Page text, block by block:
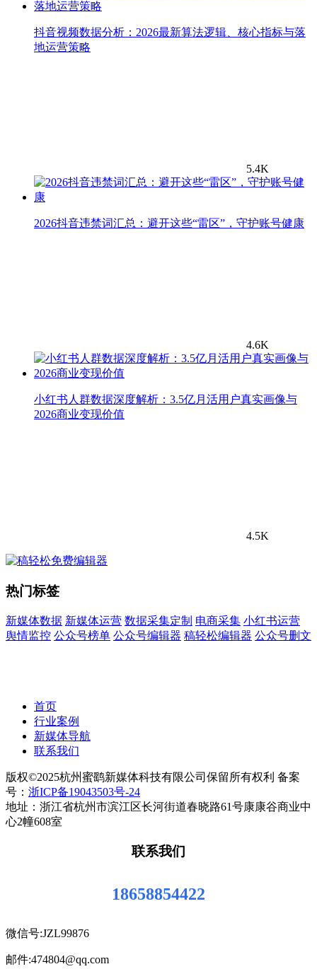
抖音视频数据分析：2026最新算法逻辑、核心指标与落
地运营策略
5.4K
2026抖音违禁词汇总：避开这些“雷区”，守护账号健康
4.6K
小红书人群数据深度解析：3.5亿月活用户真实画像与
2026商业变现价值
4.5K
热门标签
新媒体数据 新媒体运营 数据采集定制 电商采集 小红书运营
舆情监控 公众号榜单 公众号编辑器 稿轻松编辑器 公众号删文
首页
行业案例
新媒体导航
联系我们
版权©2025杭州蜜鹞新媒体科技有限公司保留所有权利 备案
号： 浙ICP备19043503号-24
地址：浙江省杭州市滨江区长河街道春晓路61号康康谷商业中
心2幢608室
联系我们
18658854422
微信号:JZL99876
邮件:474804@qq.com